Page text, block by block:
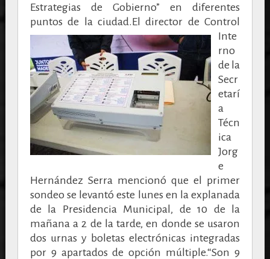
Estrategias de Gobierno” en diferentes
puntos de la ciudad.El director de Control
Inte
rno
de la
Secr
etarí
a
Técn
ica
Jorg
e
Hernández Serra mencionó que el primer
sondeo se levantó este lunes en la explanada
de la Presidencia Municipal, de 10 de la
mañana a 2 de la tarde, en donde se usaron
dos urnas y boletas electrónicas integradas
por 9 apartados de opción múltiple.“Son 9